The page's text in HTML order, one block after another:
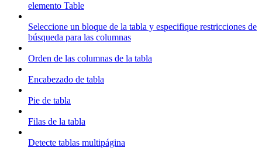
elemento Table
Seleccione un bloque de la tabla y especifique restricciones de
búsqueda para las columnas
Orden de las columnas de la tabla
Encabezado de tabla
Pie de tabla
Filas de la tabla
Detecte tablas multipágina